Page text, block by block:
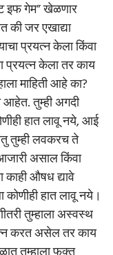
इफ गेम” खेळणार
की जर एखाद्या
प्रयत्न केला किंवा
प्रयत्न केला तर काय
माहिती आहे का?
तुम्ही अगदी
हात लावू नये, आई
तुम्ही लवकरच ते
असाल किंवा
काही औषध द्यावे
कोणीही हात लावू नये।
तुम्हाला अस्वस्थ
करत असेल तर काय